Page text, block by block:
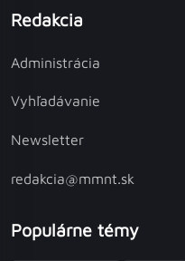
Redakcia
Administrácia
Vyhľadávanie
Newsletter
redakcia@mmnt.sk
Populárne témy